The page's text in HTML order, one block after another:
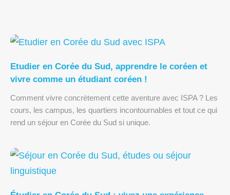
Etudier en Corée du Sud, apprendre le coréen et
vivre comme un étudiant coréen !
Comment vivre concrètement cette aventure avec ISPA ? Les
cours, les campus, les quartiers incontournables et tout ce qui
rend un séjour en Corée du Sud si unique.